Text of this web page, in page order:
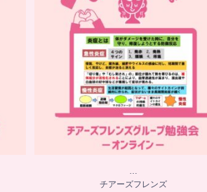
チアーズビューティーでは
11
…
チアーズフレンズ